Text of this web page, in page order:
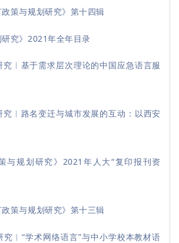
策与规划研究》第十四辑
研究》2021年全年目录
︱基于需求层次理论的中国应急语言服
︱路名变迁与城市发展的互动：以西安
与规划研究》2021年人大“复印报刊资
策与规划研究》第十三辑
︱“学术网络语言”与中小学校本教材语